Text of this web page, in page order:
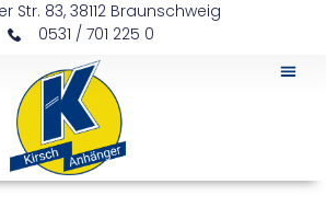
Str. 83, 38112 Braunschweig
0531 / 701 225 0